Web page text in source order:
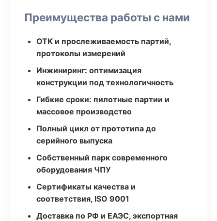
Преимущества работы с нами
ОТК и прослеживаемость партий,
протоколы измерений
Инжиниринг: оптимизация
конструкции под технологичность
Гибкие сроки: пилотные партии и
массовое производство
Полный цикл от прототипа до
серийного выпуска
Собственный парк современного
оборудования ЧПУ
Сертификаты качества и
соответствия, ISO 9001
Доставка по РФ и ЕАЭС, экспортная